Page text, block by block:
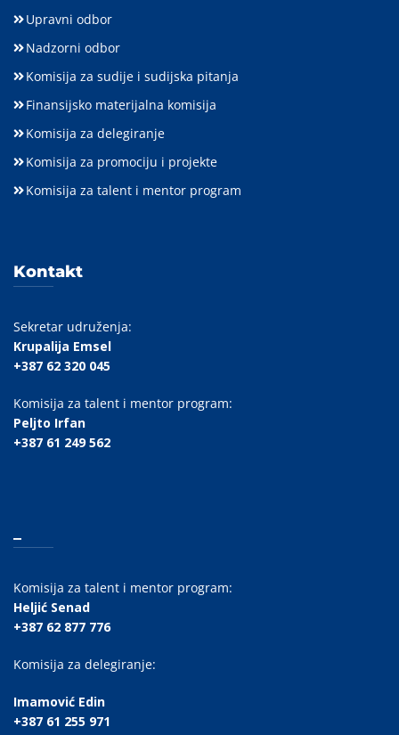
Upravni odbor
Nadzorni odbor
Komisija za sudije i sudijska pitanja
Finansijsko materijalna komisija
Komisija za delegiranje
Komisija za promociju i projekte
Komisija za talent i mentor program
Kontakt
Sekretar udruženja:
Krupalija Emsel
+387 62 320 045
Komisija za talent i mentor program:
Peljto Irfan
+387 61 249 562
Komisija za talent i mentor program:
Heljić Senad
+387 62 877 776
Komisija za delegiranje:
Imamović Edin
+387 61 255 971